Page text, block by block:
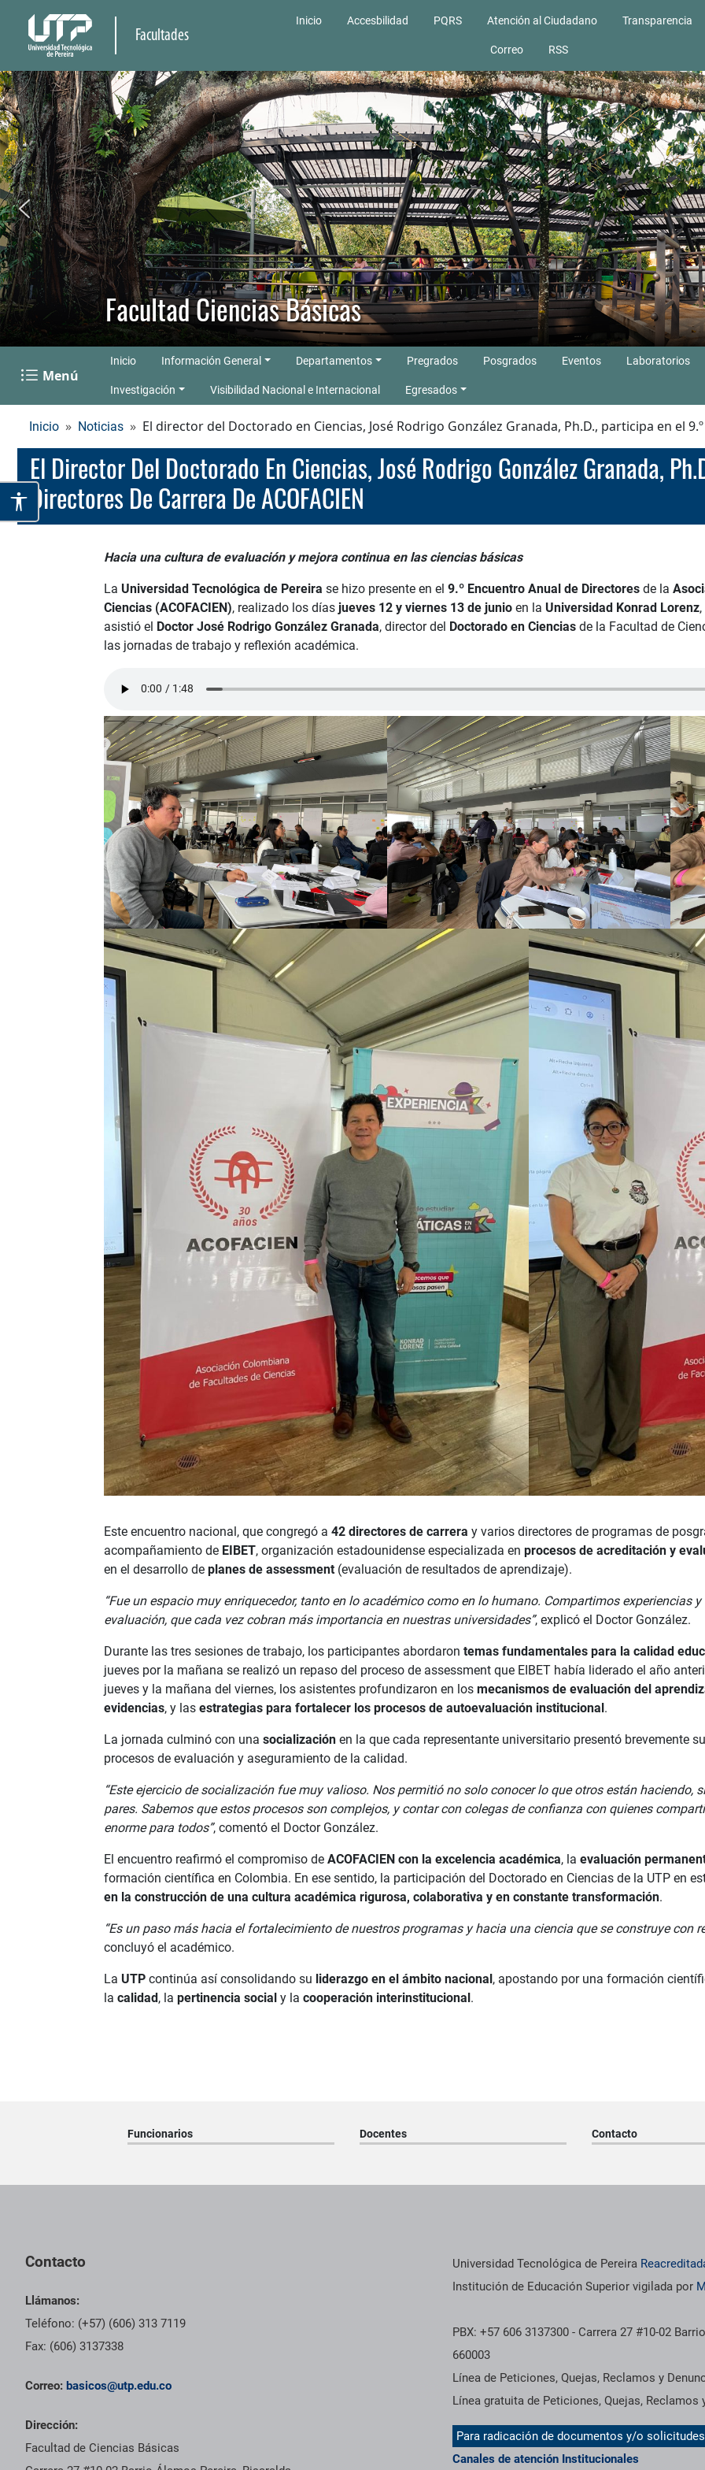
Facultades
Inicio Accesbilidad PQRS Atención al Ciudadano Transparencia
Correo RSS
Facultad Ciencias Básicas
Menú
Inicio Información General Departamentos Pregrados Posgrados Eventos Laboratorios
Investigación Visibilidad Nacional e Internacional Egresados
Inicio Noticias El director del Doctorado en Ciencias, José Rodrigo González Granada, Ph.D., participa en el
El Director Del Doctorado En Ciencias, José Rodrigo González Granada, Ph.D., Participa En El 9.º Encuentro De
Directores De Carrera De ACOFACIEN
Hacia una cultura de evaluación y mejora continua en las ciencias básicas
La Universidad Tecnológica de Pereira se hizo presente en el 9.º Encuentro Anual de Directores de la
Ciencias (ACOFACIEN), realizado los días jueves 12 y viernes 13 de junio en la Universidad Konrad Lorenz
asistió el Doctor José Rodrigo González Granada, director del Doctorado en Ciencias de la Facultad de
las jornadas de trabajo y reflexión académica.
Este encuentro nacional, que congregó a 42 directores de carrera y varios directores de programas de
acompañamiento de EIBET, organización estadounidense especializada en procesos de acreditación y
en el desarrollo de planes de assessment (evaluación de resultados de aprendizaje).
“Fue un espacio muy enriquecedor, tanto en lo académico como en lo humano. Compartimos experiencias
evaluación, que cada vez cobran más importancia en nuestras universidades”, explicó el Doctor González.
Durante las tres sesiones de trabajo, los participantes abordaron temas fundamentales para la calidad
jueves por la mañana se realizó un repaso del proceso de assessment que EIBET había liderado el año
jueves y la mañana del viernes, los asistentes profundizaron en los mecanismos de evaluación del
evidencias, y las estrategias para fortalecer los procesos de autoevaluación institucional.
La jornada culminó con una socialización en la que cada representante universitario presentó brevemente
procesos de evaluación y aseguramiento de la calidad.
“Este ejercicio de socialización fue muy valioso. Nos permitió no solo conocer lo que otros están haciendo,
pares. Sabemos que estos procesos son complejos, y contar con colegas de confianza con quienes
enorme para todos”, comentó el Doctor González.
El encuentro reafirmó el compromiso de ACOFACIEN con la excelencia académica, la evaluación
formación científica en Colombia. En ese sentido, la participación del Doctorado en Ciencias de la UTP en
en la construcción de una cultura académica rigurosa, colaborativa y en constante transformación.
“Es un paso más hacia el fortalecimiento de nuestros programas y hacia una ciencia que se construye con
concluyó el académico.
La UTP continúa así consolidando su liderazgo en el ámbito nacional, apostando por una formación
la calidad, la pertinencia social y la cooperación interinstitucional.
Funcionarios Docentes Contacto
Contacto
Llámanos:
Teléfono: (+57) (606) 313 7119
Fax: (606) 3137338
Correo: basicos@utp.edu.co
Dirección:
Facultad de Ciencias Básicas
Información institucional
Universidad Tecnológica de Pereira
Institución de Educación Superior vigilada por
PBX: +57 606 3137300 - Carrera 27 #10-02
660003
Línea de Peticiones, Quejas, Reclamos y
Línea gratuita de Peticiones, Quejas,
Para radicación de documentos y/o
Canales de atención Institucionales